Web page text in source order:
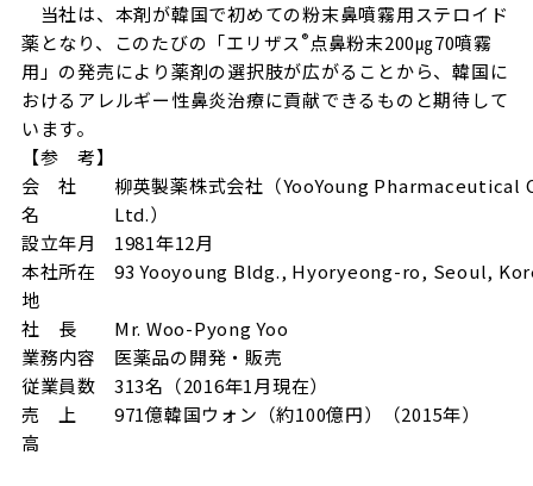
当社は、本剤が韓国で初めての粉末鼻噴霧用ステロイド
薬となり、このたびの「エリザス ®点鼻粉末200㎍70噴霧
用」の発売により薬剤の選択肢が広がることから、韓国に
おけるアレルギー性鼻炎治療に貢献できるものと期待して
います。
【参 考】
会 社
名
柳英製薬株式会社（YooYoung Pharmaceutical
Ltd.）
設立年月
1981年12月
本社所在
地
93 Yooyoung Bldg., Hyoryeong-ro, Seoul,
社 長
Mr. Woo-Pyong Yoo
業務内容
医薬品の開発・販売
従業員数
313名（2016年1月現在）
売 上
高
971億韓国ウォン（約100億円）（2015年）